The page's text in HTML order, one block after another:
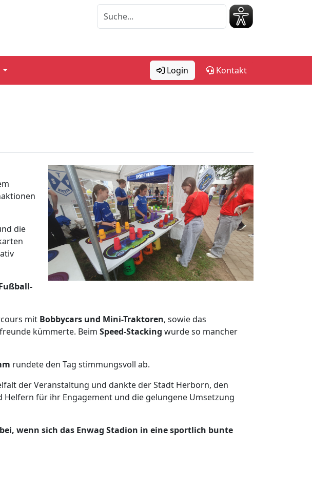
Login Kontakt
die
mit Bobbycars und Mini-Traktoren, sowie das
kümmerte. Beim Speed-Stacking wurde so mancher
rundete den Tag stimmungsvoll ab.
der Veranstaltung und dankte der Stadt Herborn, den
für ihr Engagement und die gelungene Umsetzung
wenn sich das Enwag Stadion in eine sportlich bunte